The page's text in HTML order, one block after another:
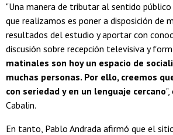
"Una manera de tributar al sentido
que realizamos es poner a disposición de
resultados del estudio y aportar con
discusión sobre recepción televisiva y
matinales son hoy un espacio de
muchas personas. Por ello, creemos
con seriedad y en un lenguaje cercano
Cabalin.
En tanto, Pablo Andrada afirmó que el